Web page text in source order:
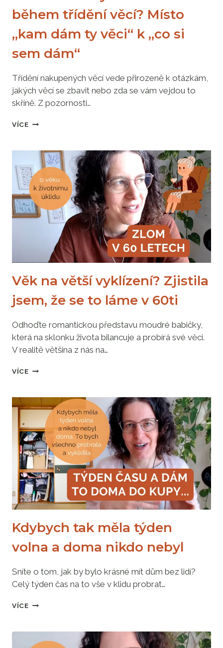
během třídění věcí? Místo
„kam dám ty věci“ k „co si
sem dám“
Třídění nakupených věcí vede přirozeně k otázkám,
jakých věcí se zbavit nebo zda se vám vejdou to
skříně. Z pozornosti…
VÍCEZNÁTE
BĚHEM
TŘÍDĚNÍ
VĚCÍ?
MÍSTO
„KAM
DÁM
TY
VĚCI“
SEM
Věk na větší vyklízení? Zjistila
jsem, že se to láme v 60ti
Odhoďte romantickou představu moudré babičky,
která na sklonku života bilancuje a probírá své věci.
V realitě většina z nás na…
VÍCEVĚK
VYKLÍZENÍ?
ZJISTILA
JSEM,
ŽE
SE
TO
LÁME
V
60TI
Kdybych tak měla týden
volna a doma nikdo nebyl
Sníte o tom, jak by bylo krásné mít dům bez lidí?
Celý týden čas na to vše v klidu probrat…
VÍCEKDYBYCH
TÝDEN
VOLNA